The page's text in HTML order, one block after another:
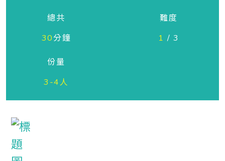
總共
30分鐘
難度
1 / 3
份量
3-4人